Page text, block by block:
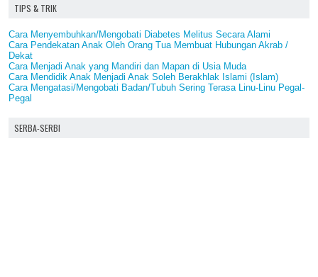
TIPS & TRIK
Cara Menyembuhkan/Mengobati Diabetes Melitus Secara Alami
Cara Pendekatan Anak Oleh Orang Tua Membuat Hubungan Akrab /
Dekat
Cara Menjadi Anak yang Mandiri dan Mapan di Usia Muda
Cara Mendidik Anak Menjadi Anak Soleh Berakhlak Islami (Islam)
Cara Mengatasi/Mengobati Badan/Tubuh Sering Terasa Linu-Linu Pegal-
Pegal
SERBA-SERBI